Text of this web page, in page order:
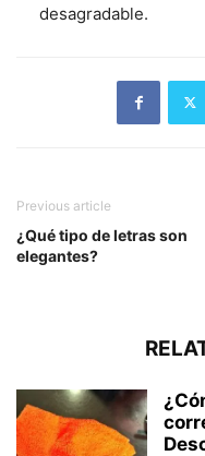
desagradable.
Previous article
¿Qué tipo de letras son
elegantes?